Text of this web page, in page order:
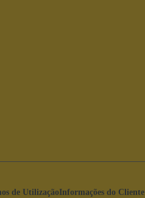
de UtilizaçãoInformações do Cliente